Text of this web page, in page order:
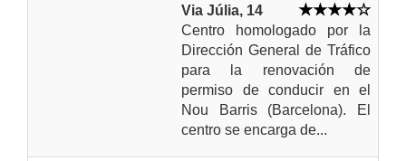
Via Júlia, 14
Centro homologado por la
Dirección General de Tráfico
para la renovación de
permiso de conducir en el
Nou Barris (Barcelona). El
centro se encarga de...